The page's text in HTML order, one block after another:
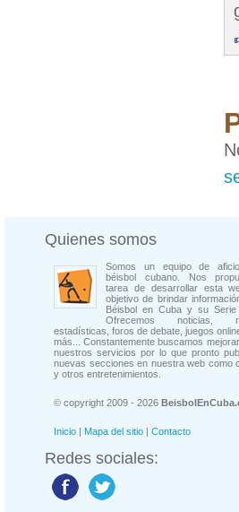
Quienes somos
Somos un equipo de
béisbol cubano. Nos
tarea de desarrollar esta
objetivo de brindar
Béisbol en Cuba y su Serie
Ofrecemos noticias,
estadísticas, foros de debate, juegos
más... Constantemente buscamos
nuestros servicios por lo que pronto
nuevas secciones en nuestra web como
y otros entretenimientos.
© copyright 2009 - 2026
Inicio | Mapa del sitio | Contacto
Redes sociales: